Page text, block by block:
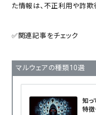
た情報は、不正利用や詐欺
✅関連記事をチェック
マルウェアの種類10選
知っ
特徴